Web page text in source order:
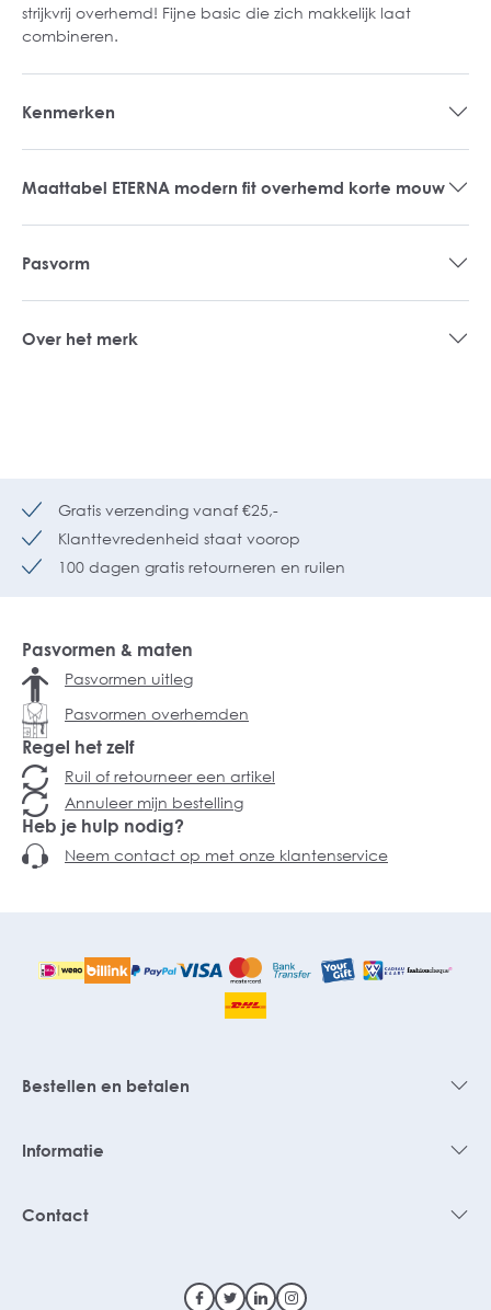
strijkvrij overhemd! Fijne basic die zich makkelijk laat
combineren.
Kenmerken
Maattabel ETERNA modern fit overhemd korte mouw
Pasvorm
Over het merk
Gratis verzending vanaf €25,-
Klanttevredenheid staat voorop
100 dagen gratis retourneren en ruilen
Pasvormen & maten
Pasvormen uitleg
Pasvormen overhemden
Regel het zelf
Ruil of retourneer een artikel
Annuleer mijn bestelling
Heb je hulp nodig?
Neem contact op met onze klantenservice
Bestellen en betalen
Informatie
Contact